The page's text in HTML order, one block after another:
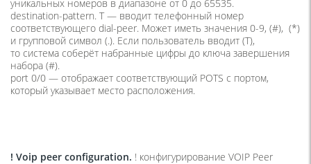
уникальных номеров в диапазоне от 0 до 65535.
destination-pattern. T — вводит телефонный номер
соответствующего dial-peer. Может иметь значения 0-9, (#), (*)
и групповой символ (.). Если пользователь вводит (T),
то система соберёт набранные цифры до ключа завершения
набора (#).
port 0/0 — отображает соответствующий POTS с портом,
который указывает место расположения.
! Voip peer configuration. ! конфигурирование VOIP Peer